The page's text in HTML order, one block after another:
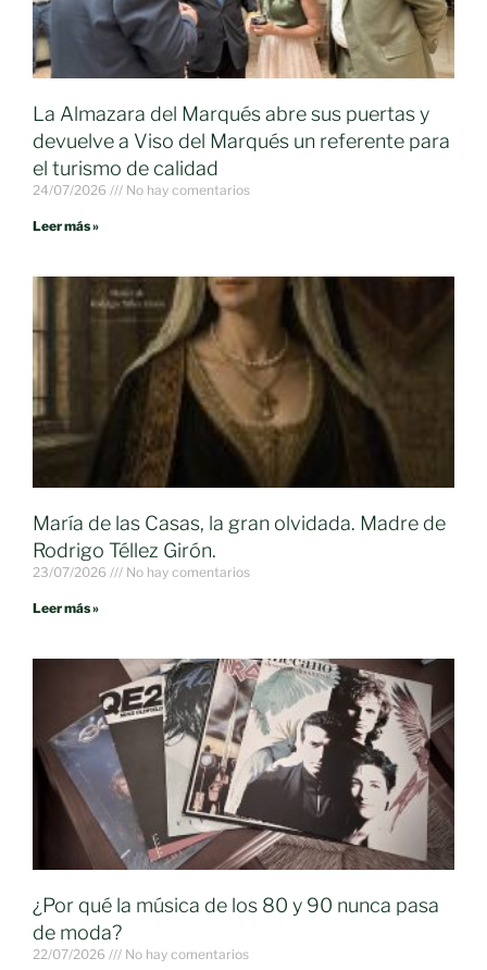
La Almazara del Marqués abre sus puertas y
devuelve a Viso del Marqués un referente para
el turismo de calidad
24/07/2026 No hay comentarios
Leer más »
María de las Casas, la gran olvidada. Madre de
Rodrigo Téllez Girón.
23/07/2026 No hay comentarios
Leer más »
¿Por qué la música de los 80 y 90 nunca pasa
de moda?
22/07/2026 No hay comentarios